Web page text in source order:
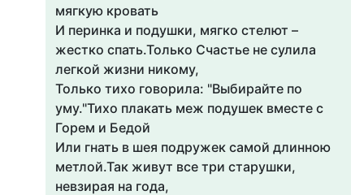
мягкую кровать
И перинка и подушки, мягко стелют –
жестко спать.Только Счастье не сулила
легкой жизни никому,
Только тихо говорила: "Выбирайте по
уму."Тихо плакать меж подушек вместе с
Горем и Бедой
Или гнать в шея подружек самой длинною
метлой.Так живут все три старушки,
невзирая на года,